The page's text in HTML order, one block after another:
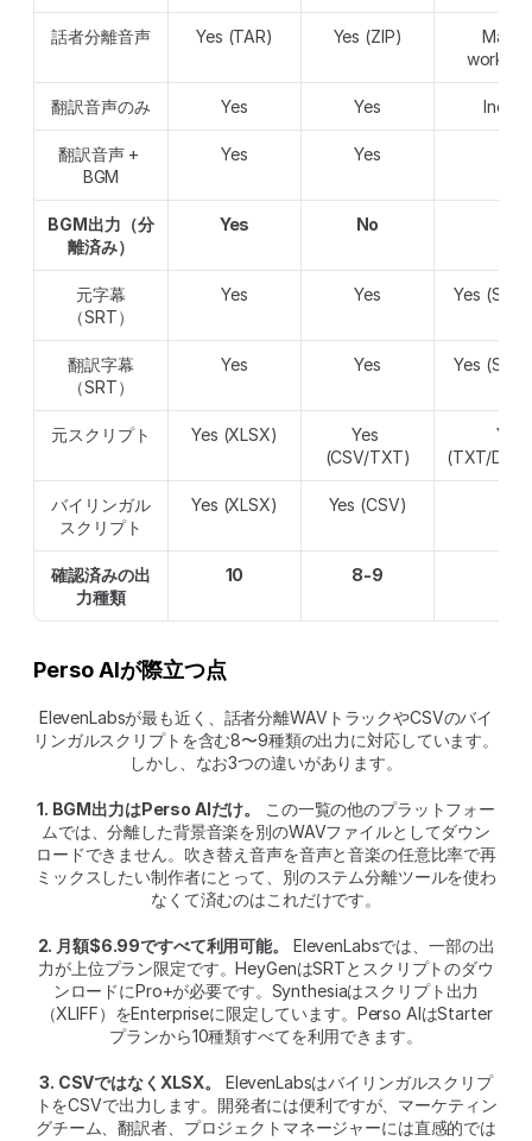
話者分離音声 Yes (TAR) Yes (ZIP)
翻訳音声のみ Yes Yes
翻訳音声 +
BGM
Yes Yes
BGM出力（分
離済み）
Yes No
元字幕
（SRT）
Yes Yes Yes
翻訳字幕
（SRT）
Yes Yes Yes
元スクリプト Yes (XLSX)
Yes
(CSV/TXT)
Yes
(TXT/
バイリンガル
スクリプト
Yes (XLSX) Yes (CSV)
確認済みの出
力種類
10 8-9
Perso AIが際立つ点
ElevenLabsが最も近く、話者分離WAVトラックやCSVのバイ
リンガルスクリプトを含む8〜9種類の出力に対応しています。
しかし、なお3つの違いがあります。
1. BGM出力はPerso AIだけ。
この一覧の他のプラットフォー
ムでは、分離した背景音楽を別のWAVファイルとしてダウン
ロードできません。吹き替え音声を音声と音楽の任意比率で再
ミックスしたい制作者にとって、別のステム分離ツールを使わ
なくて済むのはこれだけです。
2. 月額$6.99ですべて利用可能。
ElevenLabsでは、一部の出
力が上位プラン限定です。HeyGenはSRTとスクリプトのダウ
ンロードにPro+が必要です。Synthesiaはスクリプト出力
（XLIFF）をEnterpriseに限定しています。Perso AIはStarter
プランから10種類すべてを利用できます。
3. CSVではなくXLSX。
ElevenLabsはバイリンガルスクリプ
トをCSVで出力します。開発者には便利ですが、マーケティン
グチーム、翻訳者、プロジェクトマネージャーには直感的では